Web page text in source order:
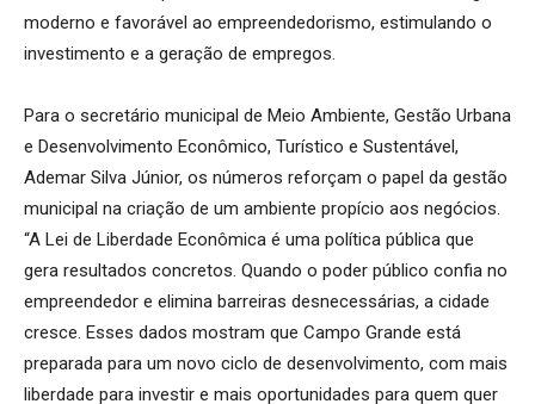
moderno e favorável ao empreendedorismo, estimulando o
investimento e a geração de empregos.
Para o secretário municipal de Meio Ambiente, Gestão Urbana
e Desenvolvimento Econômico, Turístico e Sustentável,
Ademar Silva Júnior, os números reforçam o papel da gestão
municipal na criação de um ambiente propício aos negócios.
“A Lei de Liberdade Econômica é uma política pública que
gera resultados concretos. Quando o poder público confia no
empreendedor e elimina barreiras desnecessárias, a cidade
cresce. Esses dados mostram que Campo Grande está
preparada para um novo ciclo de desenvolvimento, com mais
liberdade para investir e mais oportunidades para quem quer